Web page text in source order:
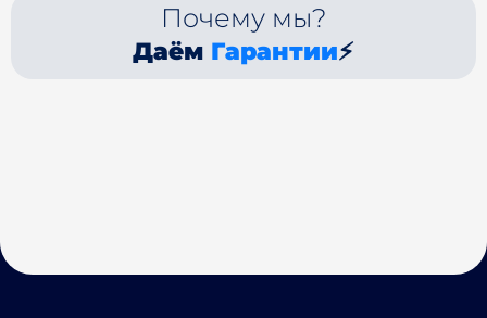
Почему мы?
Даём Гарантии⚡